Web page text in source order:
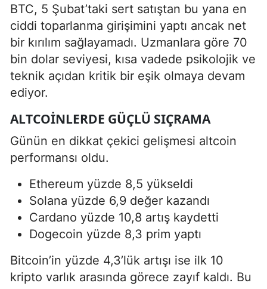
BTC, 5 Şubat’taki sert satıştan bu yana en
ciddi toparlanma girişimini yaptı ancak net
bir kırılım sağlayamadı. Uzmanlara göre 70
bin dolar seviyesi, kısa vadede psikolojik ve
teknik açıdan kritik bir eşik olmaya devam
ediyor.
ALTCOINLERDE GÜÇLÜ SIÇRAMA
Günün en dikkat çekici gelişmesi altcoin
performansı oldu.
Ethereum yüzde 8,5 yükseldi
Solana yüzde 6,9 değer kazandı
Cardano yüzde 10,8 artış kaydetti
Dogecoin yüzde 8,3 prim yaptı
Bitcoin’in yüzde 4,3’lük artışı ise ilk 10
kripto varlık arasında görece zayıf kaldı. Bu